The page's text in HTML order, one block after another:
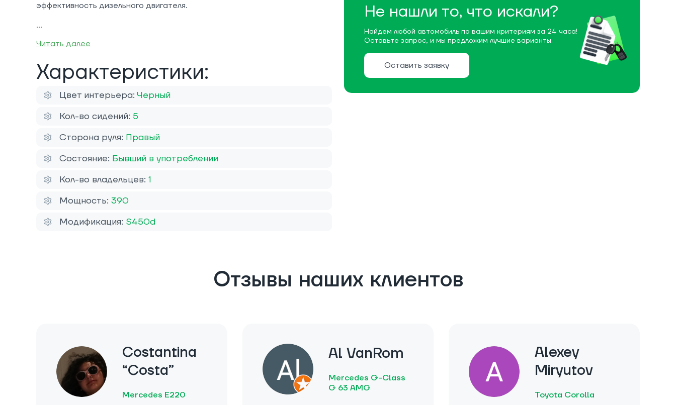
Не нашли то, что искали?
Найдем любой автомобиль по вашим критериям за 24 часа!
Оставьте запрос, и мы предложим лучшие варианты.
Оставить заявку
эффективность дизельного двигателя.
Читать далее
Характеристики:
Цвет интерьера: Черный
Кол-во сидений: 5
Сторона руля: Правый
Состояние: Бывший в употреблении
Кол-во владельцев: 1
Мощность: 390
Модификация: S450d
Отзывы наших клиентов
Costantina
“Costa”
Mercedes E220
Al VanRom
Mercedes G-Class
G 63 AMG
Alexey
Miryutov
Toyota Corolla